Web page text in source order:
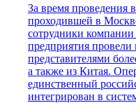
За время проведения
проходившей в
сотрудники
предприятия провели
представителями
а также из Китая.
единственный
интегрирован в